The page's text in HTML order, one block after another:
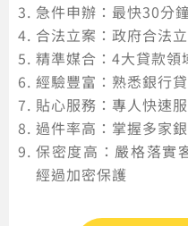
急件申辦：最快30分
合法立案：政府合法
精準媒合：4大貸款領
經驗豐富：熟悉銀行
貼心服務：專人快速
過件率高：掌握多家
保密度高：嚴格落實
經過加密保護